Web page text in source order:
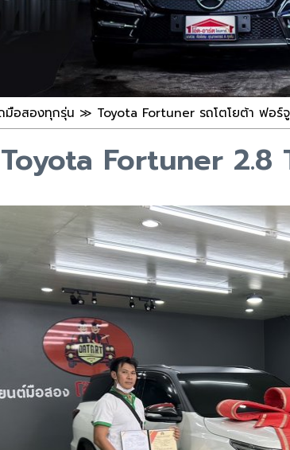
มือสองทุกรุ่น ≫ Toyota Fortuner รถโตโยต้า ฟอร์
Fortuner 2.8